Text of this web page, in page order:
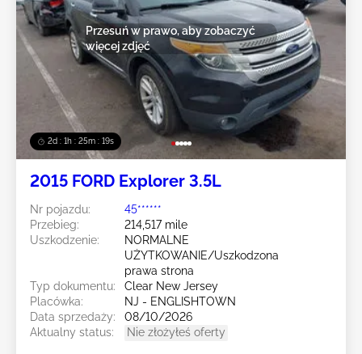
2d : 1h : 25m : 16s
Przesuń w prawo, aby zobaczyć
więcej zdjęć
2015 FORD Explorer 3.5L
Nr pojazdu:
45******
Przebieg:
214,517 mile
Uszkodzenie:
NORMALNE
UŻYTKOWANIE/Uszkodzona
prawa strona
Typ dokumentu:
Clear New Jersey
Placówka:
NJ - ENGLISHTOWN
Data sprzedaży:
08/10/2026
Aktualny status:
Nie złożyłeś oferty